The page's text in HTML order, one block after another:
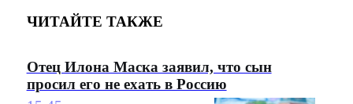
ЧИТАЙТЕ ТАКЖЕ
Отец Илона Маска заявил, что сын
просил его не ехать в Россию